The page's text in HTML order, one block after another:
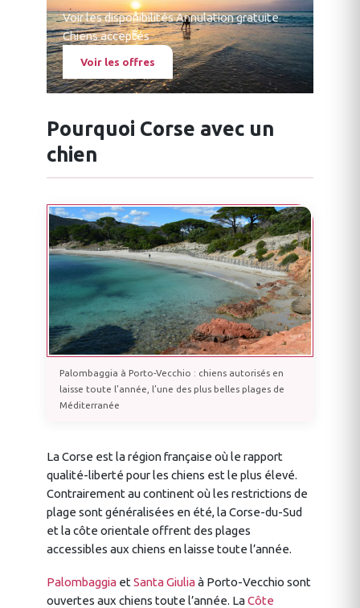
Voir les disponibilités·Annulation gratuite·
Chiens acceptés
Voir les offres
Pourquoi Corse avec un
chien
Palombaggia à Porto-Vecchio : chiens autorisés en
laisse toute l’année, l’une des plus belles plages de
Méditerranée
La Corse est la région française où le rapport
qualité-liberté pour les chiens est le plus élevé.
Contrairement au continent où les restrictions de
plage sont généralisées en été, la Corse-du-Sud
et la côte orientale offrent des plages
accessibles aux chiens en laisse toute l’année.
Palombaggia et Santa Giuliaà Porto-Vecchio sont
ouvertes aux chiens toute l’année. LaCôte